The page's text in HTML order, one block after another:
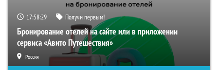
17:58:28 Получи первым!
Бронирование отелей на сайте или в приложении
сервиса «Авито Путешествия»
Россия